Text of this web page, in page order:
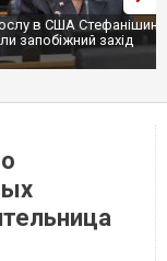
в США
запобіжний захід